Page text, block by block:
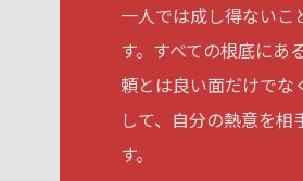
一人では成し得ない
す。すべての根底にあ
頼とは良い面だけでな
して、自分の熱意を
す。